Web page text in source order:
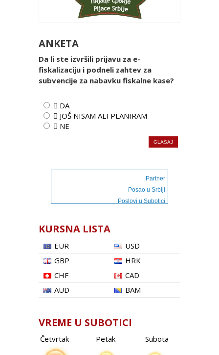
ANKETA
Da li ste izvršili prijavu za e-
fiskalizaciju i podneli zahtev za
subvencije za nabavku fiskalne kase?
 DA
 JOŠ NISAM ALI PLANIRAM
 NE
Partner
Posao u Srbiji
Poslovi u Subotici
KURSNA LISTA
EUR
USD
GBP
HRK
CHF
CAD
AUD
BAM
VREME U SUBOTICI
Četvrtak Petak Subota